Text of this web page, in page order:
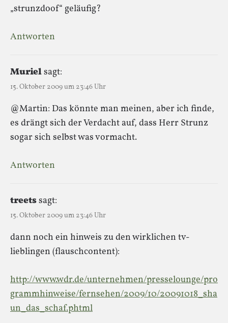
„strunzdoof“ geläufig?
Antworten
Murielsagt:
15. Oktober 2009 um 23:46 Uhr
@Martin: Das könnte man meinen, aber ich finde,
es drängt sich der Verdacht auf, dass Herr Strunz
sogar sich selbst was vormacht.
Antworten
treetssagt:
15. Oktober 2009 um 23:46 Uhr
dann noch ein hinweis zu den wirklichen tv-
lieblingen (flauschcontent):
http://www.wdr.de/unternehmen/presselounge/pro
grammhinweise/fernsehen/2009/10/20091018_sha
un_das_schaf.phtml